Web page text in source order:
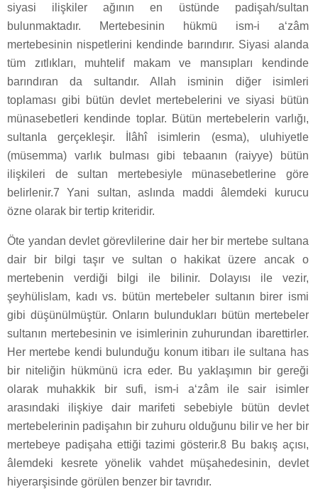
siyasi ilişkiler ağının en üstünde padişah/sultan
bulunmaktadır. Mertebesinin hükmü ism-i a‘zâm
mertebesinin nispetlerini kendinde barındırır. Siyasi alanda
tüm zıtlıkları, muhtelif makam ve mansıpları kendinde
barındıran da sultandır. Allah isminin diğer isimleri
toplaması gibi bütün devlet mertebelerini ve siyasi bütün
münasebetleri kendinde toplar. Bütün mertebelerin varlığı,
sultanla gerçekleşir. İlâhî isimlerin (esma), uluhiyetle
(müsemma) varlık bulması gibi tebaanın (raiyye) bütün
ilişkileri de sultan mertebesiyle münasebetlerine göre
belirlenir.7 Yani sultan, aslında maddi âlemdeki kurucu
özne olarak bir tertip kriteridir.
Öte yandan devlet görevlilerine dair her bir mertebe sultana
dair bir bilgi taşır ve sultan o hakikat üzere ancak o
mertebenin verdiği bilgi ile bilinir. Dolayısı ile vezir,
şeyhülislam, kadı vs. bütün mertebeler sultanın birer ismi
gibi düşünülmüştür. Onların bulundukları bütün mertebeler
sultanın mertebesinin ve isimlerinin zuhurundan ibarettirler.
Her mertebe kendi bulunduğu konum itibarı ile sultana has
bir niteliğin hükmünü icra eder. Bu yaklaşımın bir gereği
olarak muhakkik bir sufi, ism-i a‘zâm ile sair isimler
arasındaki ilişkiye dair marifeti sebebiyle bütün devlet
mertebelerinin padişahın bir zuhuru olduğunu bilir ve her bir
mertebeye padişaha ettiği tazimi gösterir.8 Bu bakış açısı,
âlemdeki kesrete yönelik vahdet müşahedesinin, devlet
hiyerarşisinde görülen benzer bir tavrıdır.